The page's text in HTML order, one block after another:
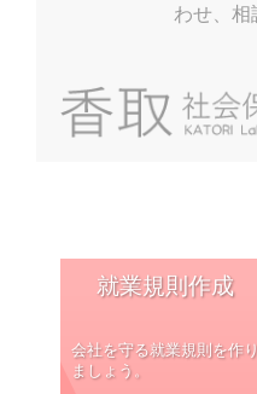
わせ、相
就業規則作成
会社を守る就業規則を作り
ましょう。